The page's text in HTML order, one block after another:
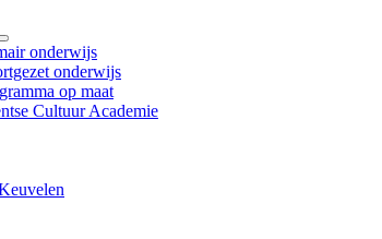
onderwijs
onderwijs
op maat
Cultuur Academie